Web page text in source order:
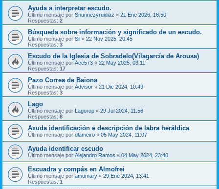
Ayuda a interpretar escudo.
Último mensaje por Snunnezyruidiaz « 21 Ene 2026, 16:50
Respuestas: 2
Búsqueda sobre información y significado de un escudo.
Último mensaje por Sil « 22 Nov 2025, 20:45
Respuestas: 3
Escudo de la Iglesia de Sobradelo(Vilagarcía de Arousa)
Último mensaje por Ace573 « 22 May 2025, 03:11
Respuestas: 17
Pazo Correa de Baiona
Último mensaje por Advisor « 21 Dic 2024, 10:49
Respuestas: 3
Lago
Último mensaje por Lagorop « 29 Jul 2024, 11:56
Respuestas: 8
Axuda identificación e descripción de labra heráldica
Último mensaje por dlameiro « 05 May 2024, 11:07
Ayuda identificar escudo
Último mensaje por Alejandro Ramos « 04 May 2024, 23:40
Escuadra y compás en Almofrei
Último mensaje por amumary « 29 Ene 2024, 13:41
Respuestas: 1